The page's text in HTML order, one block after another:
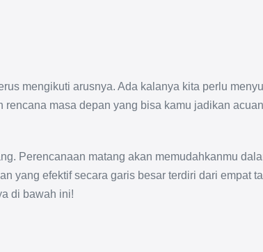
mengikuti arusnya. Ada kalanya kita perlu
masa depan yang bisa kamu jadikan
Perencanaan matang akan memudahkanmu
yang efektif secara garis besar terdiri dari empat
di bawah ini!